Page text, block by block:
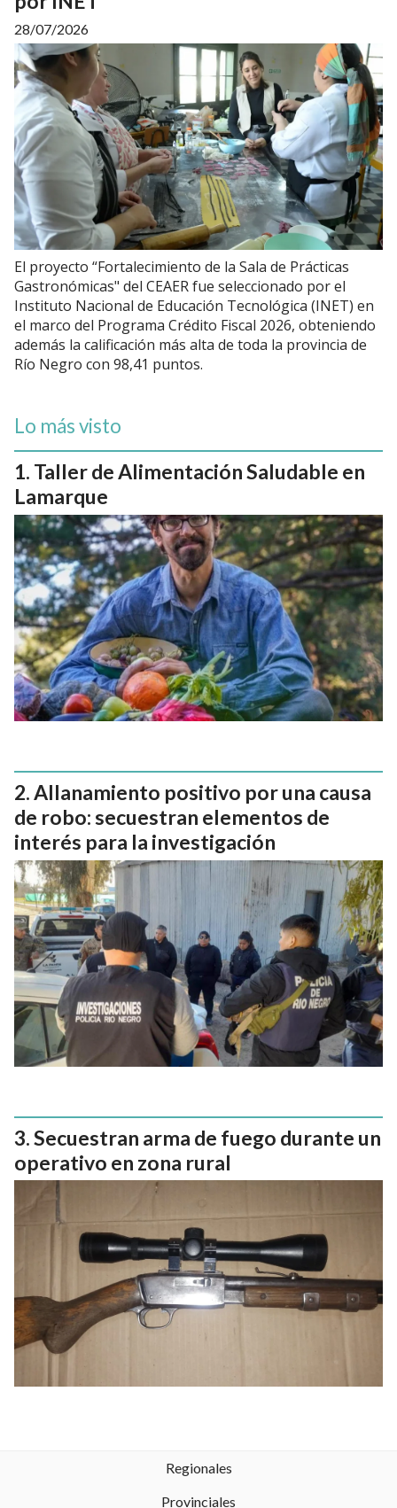
28/07/2026
El proyecto “Fortalecimiento de la Sala de Prácticas
Gastronómicas" del CEAER fue seleccionado por el
Instituto Nacional de Educación Tecnológica (INET) en
el marco del Programa Crédito Fiscal 2026, obteniendo
además la calificación más alta de toda la provincia de
Río Negro con 98,41 puntos.
Lo más visto
Taller de Alimentación Saludable en
Lamarque
Allanamiento positivo por una causa
de robo: secuestran elementos de
interés para la investigación
Secuestran arma de fuego durante un
operativo en zona rural
Regionales
Provinciales